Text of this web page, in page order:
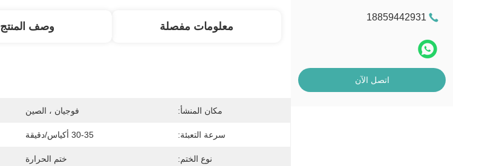
18859442931
اتصل الآن
معلومات مفصلة وصف المنتج
مكان المنشأ: فوجيان ، الصين
سرعة التعبئة: 30-35 أكياس/دقيقة
نوع الختم: ختم الحرارة